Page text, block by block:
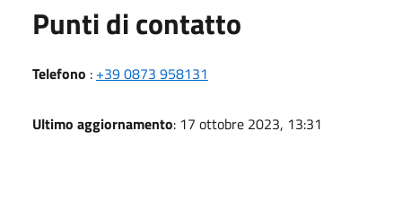
Punti di contatto
Telefono : +39 0873 958131
Ultimo aggiornamento: 17 ottobre 2023, 13:31